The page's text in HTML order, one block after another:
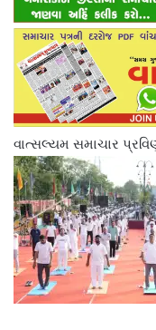
વાત્સલ્યમ સમાચાર